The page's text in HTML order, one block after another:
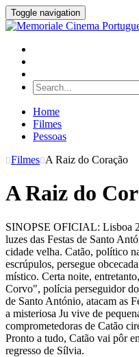
Toggle navigation
Home
Filmes
Pessoas
Filmes A Raiz do Coração
A Raiz do
SINOPSE OFICIAL: Lisboa
luzes das Festas de Santo
cidade velha. Catão, político
escrúpulos, persegue
místico. Certa noite,
Corvo", polícia perseguidor
de Santo António, atacam as
a misteriosa Ju vive de
comprometedoras de Catão
Pronto a tudo, Catão vai pôr
regresso de Sílvia.